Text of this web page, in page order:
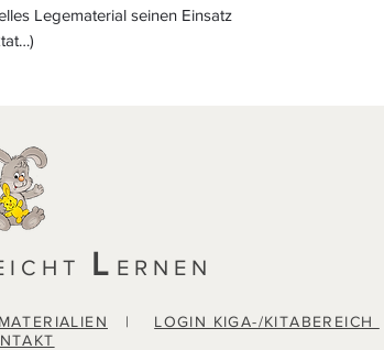
Legematerial seinen Einsatz
L ERNEN
| LOGIN KIGA-/KITABEREICH